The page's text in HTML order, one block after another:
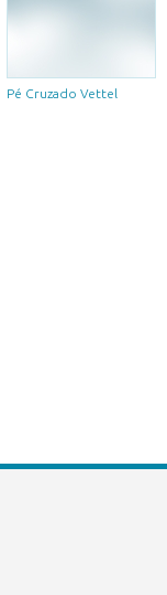
Pé Cruzado Vettel